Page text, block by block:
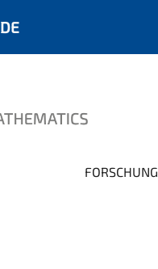
DE
FORSCHUNG